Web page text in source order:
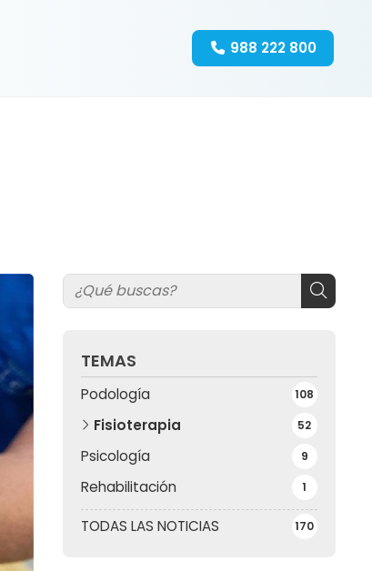
988 222 800
TEMAS
TODAS LAS NOTICIAS 170
Podología 108
Fisioterapia 52
Psicología 9
Rehabilitación 1